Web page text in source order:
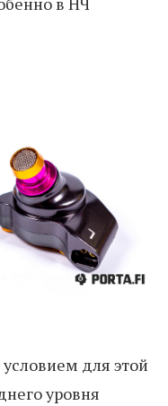
для этой
уровня